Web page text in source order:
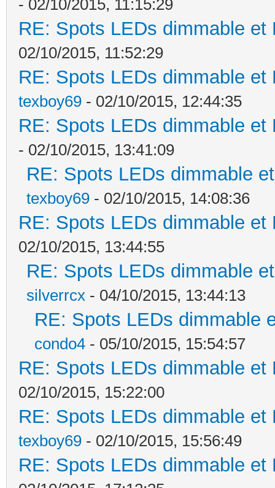
- 02/10/2015, 11:15:29
RE: Spots LEDs dimmable
02/10/2015, 11:52:29
RE: Spots LEDs dimmable
texboy69 - 02/10/2015, 12:44:35
RE: Spots LEDs dimmable
- 02/10/2015, 13:41:09
RE: Spots LEDs dimmable
texboy69 - 02/10/2015, 14:08:36
RE: Spots LEDs dimmable
02/10/2015, 13:44:55
RE: Spots LEDs dimmable
silverrcx - 04/10/2015, 13:44:13
RE: Spots LEDs dimmable
condo4 - 05/10/2015, 15:54:57
RE: Spots LEDs dimmable
02/10/2015, 15:22:00
RE: Spots LEDs dimmable
texboy69 - 02/10/2015, 15:56:49
RE: Spots LEDs dimmable